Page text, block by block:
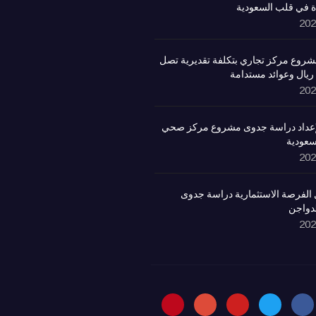
في قلب السعودية
مركز تجاري بتكلفة تقديرية تصل
دراسة جدوى مشروع مركز صحي
الاستثمارية دراسة جدوى